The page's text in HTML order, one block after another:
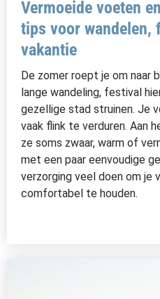
Vermoeide voeten
tips voor wandelen,
vakantie
De zomer roept je om naar
lange wandeling, festival
gezellige stad struinen. Je
vaak flink te verduren. Aan
ze soms zwaar, warm of
met een paar eenvoudige
verzorging veel doen om je
comfortabel te houden.